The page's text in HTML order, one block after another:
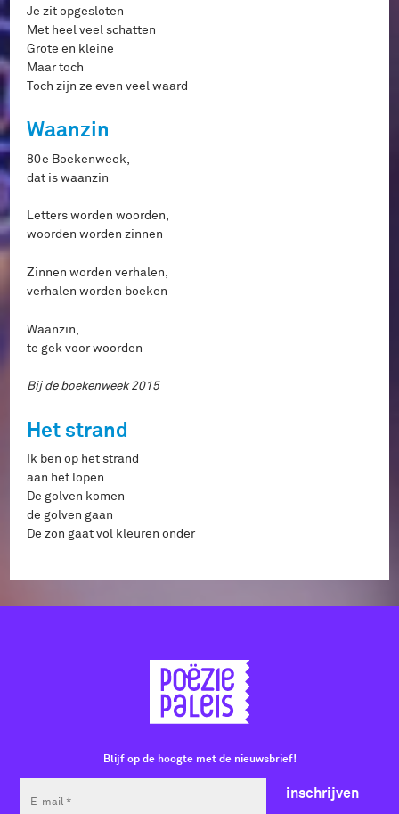
Je zit opgesloten
Met heel veel schatten
Grote en kleine
Maar toch
Toch zijn ze even veel waard
Waanzin
80e Boekenweek,
dat is waanzin
Letters worden woorden,
woorden worden zinnen
Zinnen worden verhalen,
verhalen worden boeken
Waanzin,
te gek voor woorden
Bij de boekenweek 2015
Het strand
Ik ben op het strand
aan het lopen
De golven komen
de golven gaan
De zon gaat vol kleuren onder
Blijf op de hoogte met de nieuwsbrief!
inschrijven